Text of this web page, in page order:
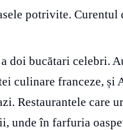
potrivite.
doi bucătari celebri.
culinare franceze,
Restaurantele care
unde în farfuria